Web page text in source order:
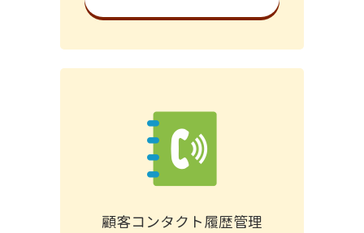
顧客コンタクト履歴管理